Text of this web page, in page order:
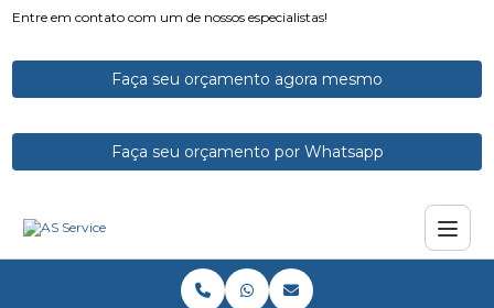
Entre em contato com um de nossos especialistas!
Faça seu orçamento agora mesmo
Faça seu orçamento por Whatsapp